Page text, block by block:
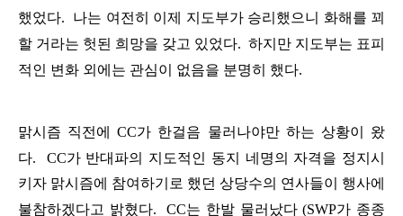
했었다. 나는 여전히 이제 지도부가 승리했으니 화해를 꾀
할 거라는 헛된 희망을 갖고 있었다. 하지만 지도부는 표피
적인 변화 외에는 관심이 없음을 분명히 했다.
맑시즘 직전에 CC가 한걸음 물러나야만 하는 상황이
왔
다. CC가 반대파의 지도적인 동지 네명의 자격을 정지시
키자 맑시즘에 참여하기로 했던 상당수의 연사들이
행사에
불참하겠다고 밝혔다. CC는 한발 물러났다 (SWP가 종종